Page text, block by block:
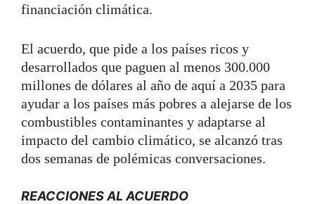
financiación climática.
El acuerdo, que pide a los países ricos y
desarrollados que paguen al menos 300.000
millones de dólares al año de aquí a 2035 para
ayudar a los países más pobres a alejarse de los
combustibles contaminantes y adaptarse al
impacto del cambio climático, se alcanzó tras
dos semanas de polémicas conversaciones.
REACCIONES AL ACUERDO